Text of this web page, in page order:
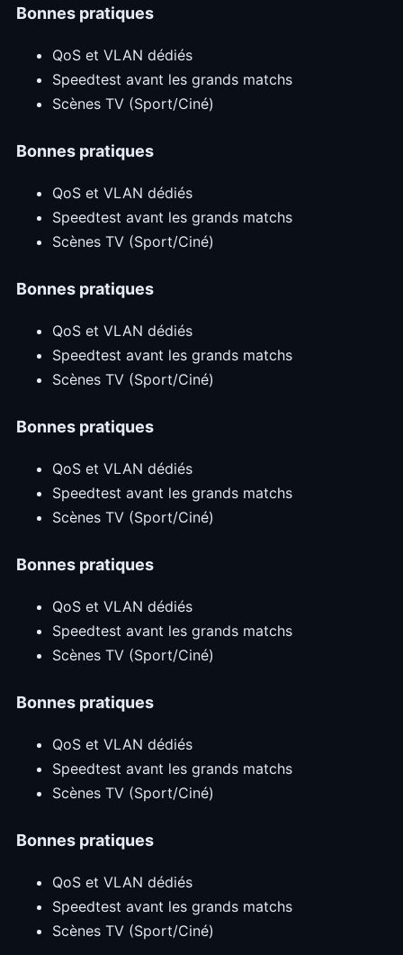
Bonnes pratiques
QoS et VLAN dédiés
Speedtest avant les grands matchs
Scènes TV (Sport/Ciné)
Bonnes pratiques
QoS et VLAN dédiés
Speedtest avant les grands matchs
Scènes TV (Sport/Ciné)
Bonnes pratiques
QoS et VLAN dédiés
Speedtest avant les grands matchs
Scènes TV (Sport/Ciné)
Bonnes pratiques
QoS et VLAN dédiés
Speedtest avant les grands matchs
Scènes TV (Sport/Ciné)
Bonnes pratiques
QoS et VLAN dédiés
Speedtest avant les grands matchs
Scènes TV (Sport/Ciné)
Bonnes pratiques
QoS et VLAN dédiés
Speedtest avant les grands matchs
Scènes TV (Sport/Ciné)
Bonnes pratiques
QoS et VLAN dédiés
Speedtest avant les grands matchs
Scènes TV (Sport/Ciné)